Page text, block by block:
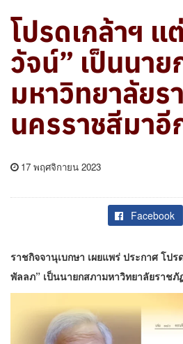
โปรดเกล้าฯ แ
วัจน์” เป็นนาย
มหาวิทยาลัยร
นครราชสีมา
17 พฤศจิกายน 2023
Facebook
ราชกิจจานุเบกษา เผยแพร่ ประกาศ โป
พัลลภ” เป็นนายกสภามหาวิทยาลัยราช